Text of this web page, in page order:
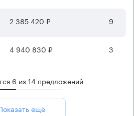
2 385 420 ₽ 9
4 940 830 ₽ 3
6 из14 предложений
ещё